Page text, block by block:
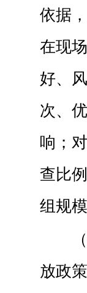
依据
在现
好、
次、
响；
查比
组规
放政